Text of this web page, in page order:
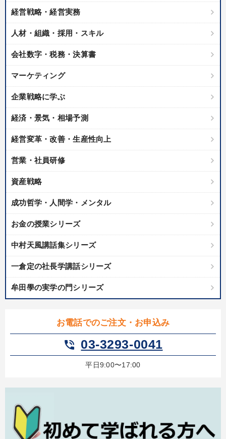
経営戦略・経営実務
人材・組織・採用・スキル
会社数字・税務・決算書
マーケティング
企業戦略に学ぶ
経済・景気・相場予測
経営変革・改善・生産性向上
営業・社員研修
資産戦略
成功哲学・人間学・メンタル
お金の授業シリーズ
中村天風講話集シリーズ
一倉定の社長学講話シリーズ
牟田學の実学の門シリーズ
お電話でのご注文・お申込み
phone_in_talk 03-3293-0041
平日9:00〜17:00